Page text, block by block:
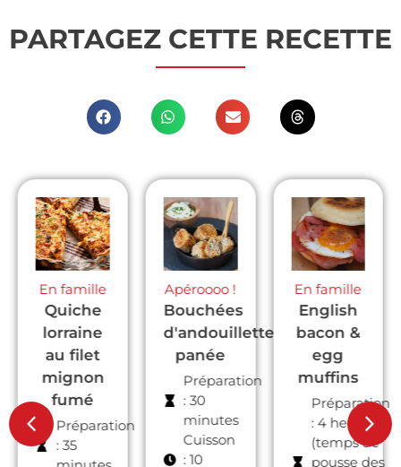
PARTAGEZ CETTE RECETTE
Apéroooo !
Bouchées
d'andouillette
panée
Préparation
: 30
minutes
Cuisson
: 10
En famille
English
bacon &
egg
muffins
Préparation
: 4 heures
(temps de
pousse des
En famille
Parmentier
de
butternut
et
boudin
noir avec
Jow